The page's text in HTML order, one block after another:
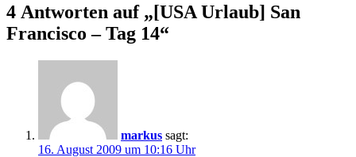
4 Antworten auf „[USA Urlaub] San
Francisco – Tag 14“
markus sagt:
16. August 2009 um 10:16 Uhr